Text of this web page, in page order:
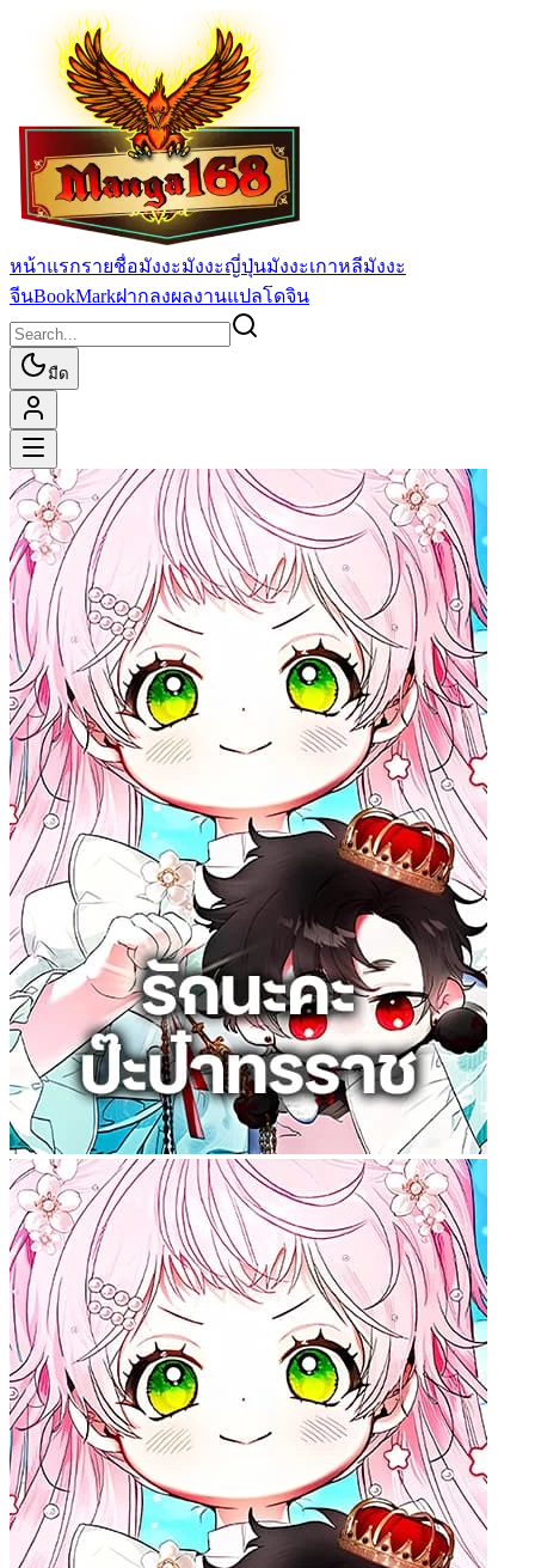
หน้าแรกรายชื่อมังงะมังงะญี่ปุ่นมังงะเกาหลีมังงะ
จีนBookMarkฝากลงผลงานแปลโดจิน
มืด